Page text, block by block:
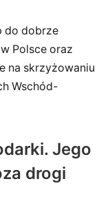
do dobrze
Polsce oraz
na skrzyżowaniu
Wschód-
Jego
drogi